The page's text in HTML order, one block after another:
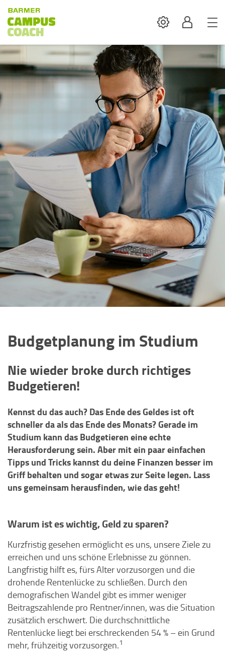
SettingsProfil
Budgetplanung im Studium
Nie wieder broke durch richtiges
Budgetieren!
Kennst du das auch? Das Ende des Geldes ist oft
schneller da als das Ende des Monats? Gerade im
Studium kann das Budgetieren eine echte
Herausforderung sein. Aber mit ein paar einfachen
Tipps und Tricks kannst du deine Finanzen besser im
Griff behalten und sogar etwas zur Seite legen. Lass
uns gemeinsam herausfinden, wie das geht!
Warum ist es wichtig, Geld zu sparen?
Kurzfristig gesehen ermöglicht es uns, unsere Ziele zu
erreichen und uns schöne Erlebnisse zu gönnen.
Langfristig hilft es, fürs Alter vorzusorgen und die
drohende Rentenlücke zu schließen. Durch den
demografischen Wandel gibt es immer weniger
Beitragszahlende pro Rentner/innen, was die Situation
zusätzlich erschwert. Die durchschnittliche
Rentenlücke liegt bei erschreckenden 54 % – ein Grund
mehr, frühzeitig vorzusorgen.1